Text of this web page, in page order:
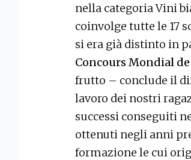
nella categoria Vini
coinvolge tutte le 17
si era già distinto in
Concours Mondial
frutto – conclude il
lavoro dei nostri
successi conseguiti
ottenuti negli anni
formazione le cui